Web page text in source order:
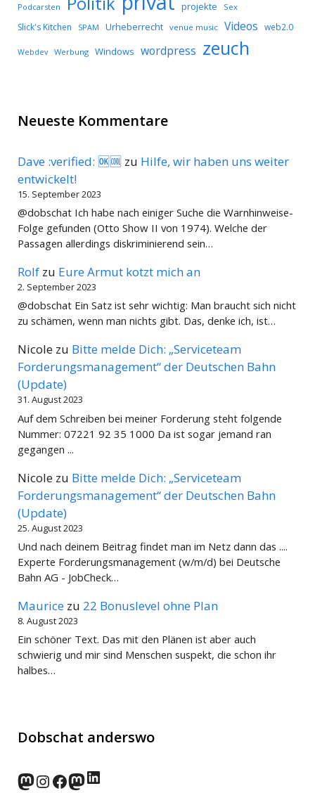
Podcarsten projekte Sex
Slick's Kitchen SPAM Urheberrecht venue music Videos web2.0
Webdev Werbung Windows wordpress zeuch
Neueste Kommentare
Dave :verified: 🆗🆒 zu Hilfe, wir haben uns weiter
entwickelt!
15. September 2023
@dobschat Ich habe nach einiger Suche die Warnhinweise-
Folge gefunden (Otto Show II von 1974). Welche der
Passagen allerdings diskriminierend sein…
Rolf zu Eure Armut kotzt mich an
2. September 2023
@dobschat Ein Satz ist sehr wichtig: Man braucht sich nicht
zu schämen, wenn man nichts gibt. Das, denke ich, ist…
Nicole zu Bitte melde Dich: „Serviceteam
Forderungsmanagement“ der Deutschen Bahn
(Update)
31. August 2023
Auf dem Schreiben bei meiner Forderung steht folgende
Nummer: 07221 92 35 1000 Da ist sogar jemand ran
gegangen ...
Nicole zu Bitte melde Dich: „Serviceteam
Forderungsmanagement“ der Deutschen Bahn
(Update)
25. August 2023
Und nach deinem Beitrag findet man im Netz dann das ....
Experte Forderungsmanagement (w/m/d) bei Deutsche
Bahn AG - JobCheck…
Maurice zu 22 Bonuslevel ohne Plan
8. August 2023
Ein schöner Text. Das mit den Plänen ist aber auch
schwierig und mir sind Menschen suspekt, die schon ihr
halbes…
Dobschat anderswo
norden.social
Instagram
Facebook
wp-punks.social
LinkedIn